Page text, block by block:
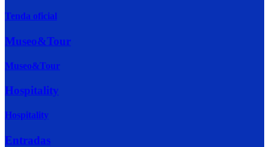
Tenda oficial
Museo&Tour
Museo&Tour
Hospitality
Hospitality
Entradas